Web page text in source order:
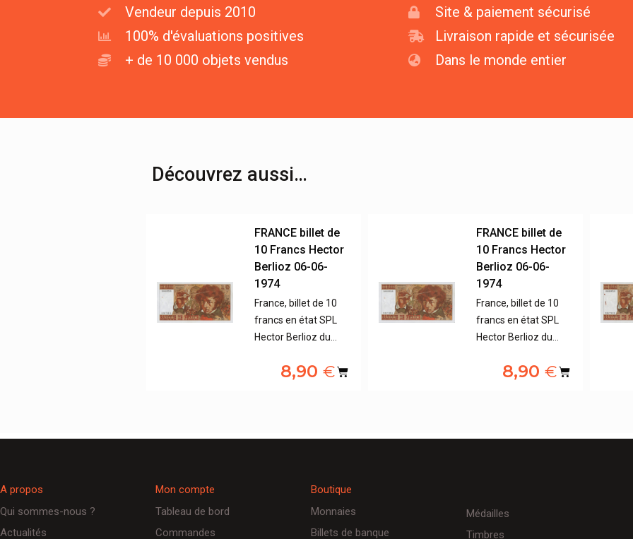
Vendeur depuis 2010
100% d'évaluations positives
+ de 10 000 objets vendus
Site & paiement sécurisé
Livraison rapide et sécurisée
Dans le monde entier
Découvrez aussi…
FRANCE billet de
10 Francs Hector
Berlioz 06-06-
1974
France, billet de 10
francs en état SPL
Hector Berlioz du…
8,90 €
FRANCE billet de
10 Francs Hector
Berlioz 06-06-
1974
France, billet de 10
francs en état SPL
Hector Berlioz du…
8,90 €
A propos
Qui sommes-nous ?
Actualités
Mon compte
Tableau de bord
Commandes
Boutique
Monnaies
Billets de banque
Médailles
Timbres